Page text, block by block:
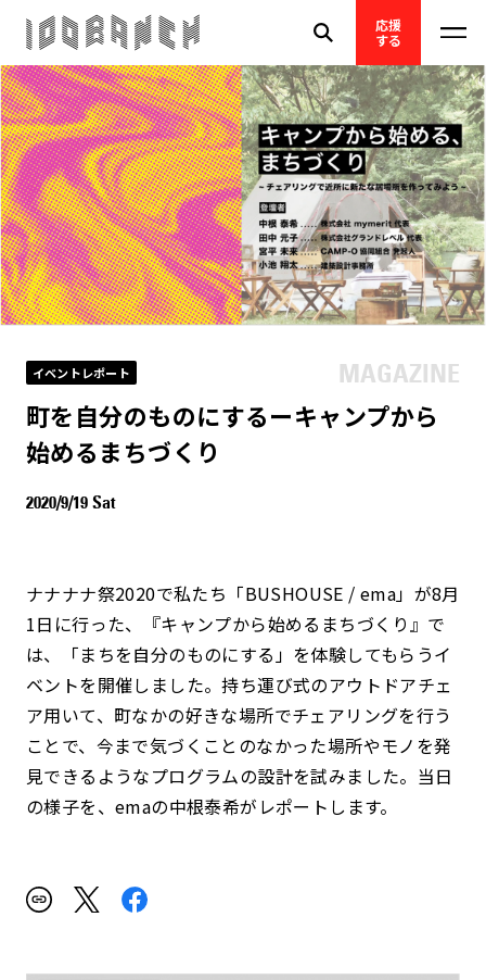
応援
する
イベントレポート
町を自分のものにするーキャンプから
始めるまちづくり
2020/9/19 Sat
ナナナナ祭2020で私たち「BUSHOUSE / ema」が8月
1日に行った、『キャンプから始めるまちづくり』で
は、「まちを自分のものにする」を体験してもらうイ
ベントを開催しました。持ち運び式のアウトドアチェ
ア用いて、町なかの好きな場所でチェアリングを行う
ことで、今まで気づくことのなかった場所やモノを発
見できるようなプログラムの設計を試みました。当日
の様子を、emaの中根泰希がレポートします。